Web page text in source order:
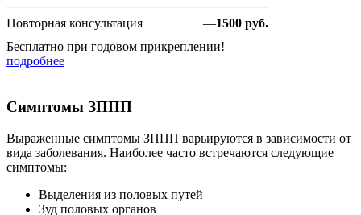
Повторная консультация —1500 руб.
Бесплатно при годовом прикреплении!
подробнее
Симптомы ЗППП
Выраженные симптомы ЗППП варьируются в зависимости от
вида заболевания. Наиболее часто встречаются следующие
симптомы:
Выделения из половых путей
Зуд половых органов